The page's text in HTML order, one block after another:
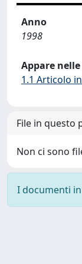
Anno
1998
Appare
1.1 Articolo
File in questo
Non ci sono
I documenti